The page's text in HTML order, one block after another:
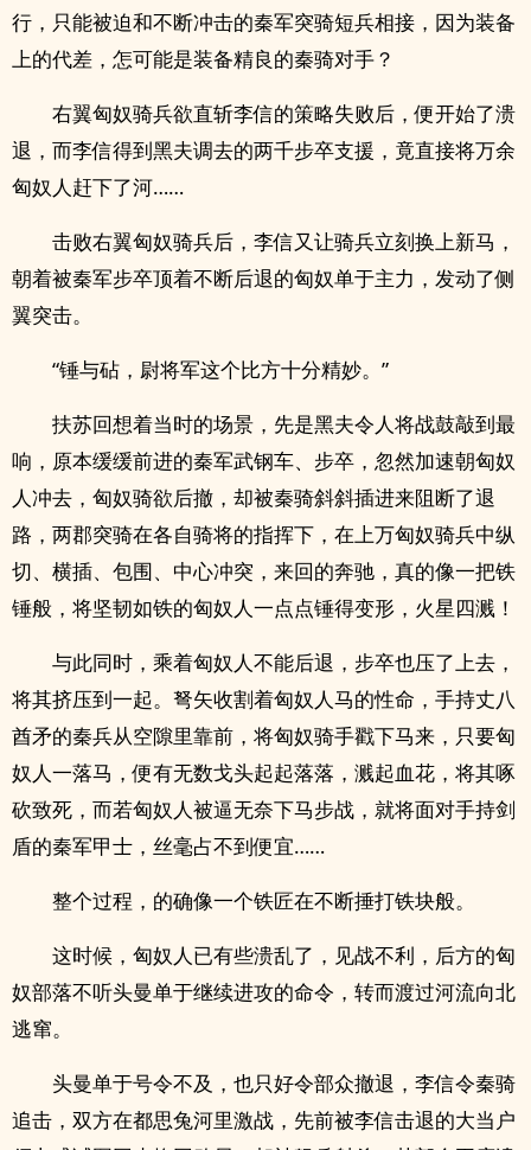
行，只能被迫和不断冲击的秦军突骑短兵相接，因为装备
上的代差，怎可能是装备精良的秦骑对手？
右翼匈奴骑兵欲直斩李信的策略失败后，便开始了溃
退，而李信得到黑夫调去的两千步卒支援，竟直接将万余
匈奴人赶下了河……
击败右翼匈奴骑兵后，李信又让骑兵立刻换上新马，
朝着被秦军步卒顶着不断后退的匈奴单于主力，发动了侧
翼突击。
“锤与砧，尉将军这个比方十分精妙。”
扶苏回想着当时的场景，先是黑夫令人将战鼓敲到最
响，原本缓缓前进的秦军武钢车、步卒，忽然加速朝匈奴
人冲去，匈奴骑欲后撤，却被秦骑斜斜‌插‌‍进‍来阻断了退
路，两郡突骑在各自骑将的指挥下，在上万匈奴骑兵中纵
切、横插、包围、中心冲突，来回的奔驰，真的像一把铁
锤般，将坚韧如铁的匈奴人一点点锤得变形，火星四溅！
与此同时，乘着匈奴人不能后退，步卒也压了上去，
将其挤压到一起。弩矢收割着匈奴人马的性命，手持丈八
酋矛的秦兵从空隙里靠前，将匈奴骑手戳下马来，只要匈
奴人一落马，便有无数戈头起起落落，溅起血花，将其啄
砍致死，而若匈奴人被逼无奈下马步战，就将面对手持剑
盾的秦军甲士，丝毫占不到便宜……
整个过程，的确像一个铁匠在不断捶打铁块般。
这时候，匈奴人已有些溃乱了，见战不利，后方的匈
奴部落不听头曼单于继续进攻的命令，转而渡过河流向北
逃窜。
头曼单于号令不及，也只好令部众撤退，李信令秦骑
追击，双方在都思兔河里激战，先前被李信击退的大当户